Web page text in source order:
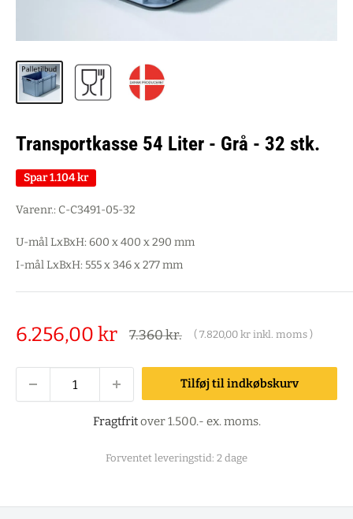
Transportkasse 54 Liter - Grå - 32 stk.
Spar1.104 kr
Varenr.: C-C3491-05-32
U-mål LxBxH: 600 x 400 x 290 mm
I-mål LxBxH: 555 x 346 x 277 mm
Salgspris
6.256,00 kr
Alm.
7.360 kr. ( 7.820,00 kr inkl. moms )
Tilføj til indkøbskurv
Fragtfritover 1.500.- ex. moms.
Forventet leveringstid: 2 dage